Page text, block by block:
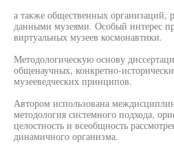
а также общественных организаций,
данными музеями. Особый интерес
виртуальных музеев космонавтики.
Методологическую основу
общенаучных, конкретно-
музееведческих принципов.
Автором использована
методология системного подхода,
целостность и всеобщность
динамичного организма.